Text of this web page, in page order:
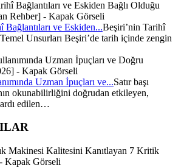
Bağlantıları ve Eskiden...Beşiri’nin Tarihî
Temel Unsurları Beşiri’de tarih içinde zengin
Uzman İpuçları ve...Satır başı
okunabilirliğini doğrudan etkileyen,
edilen…